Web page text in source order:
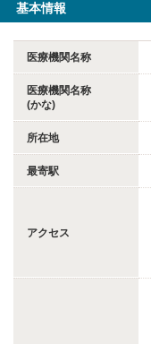
基本情報
医療機関名称
医療機関名称
(かな)
所在地
最寄駅
アクセス